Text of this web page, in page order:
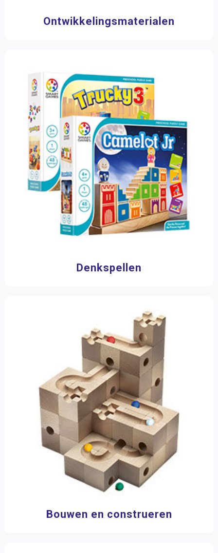
3 - 6 jaar
(127)
6 - 9 jaar(62)
Materiaalkeuze
Accessoires(1)
Bouw- en constructiematerialen (12)
Digitale (les)materialen(2)
Hulpmiddelen(17)
Meubilair(3)
Pakketten(5)
Puzzels
(60)
Speelgoed(4)
Spel(1)
(54)
Zintuiglijke materialen(1)
(15)
2 - 4 spelers(12)
0 - 15 minuten(1)
Aantal stukjes
1 - 16 stukjes(24)
17 - 50 stukjes(21)
51 - 100 stukjes
(5)
101 - 200 stukjes(4)
Filter op prijs
Ontwikkelingsmaterialen
Denkspellen
Bouwen en construeren